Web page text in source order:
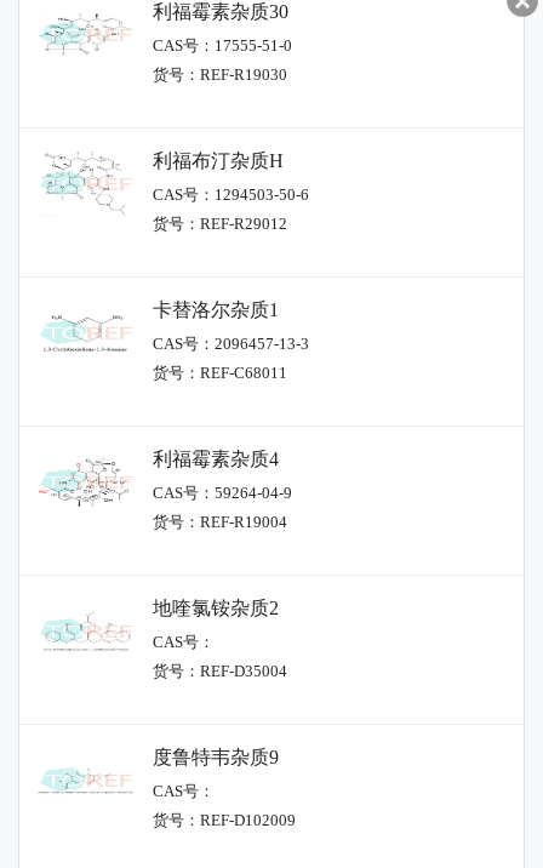
利福霉素杂质30
CAS号：17555-51-0
货号：REF-R19030
利福布汀杂质H
CAS号：1294503-50-6
货号：REF-R29012
卡替洛尔杂质1
CAS号：2096457-13-3
货号：REF-C68011
利福霉素杂质4
CAS号：59264-04-9
货号：REF-R19004
地喹氯铵杂质2
CAS号：
货号：REF-D35004
度鲁特韦杂质9
CAS号：
货号：REF-D102009